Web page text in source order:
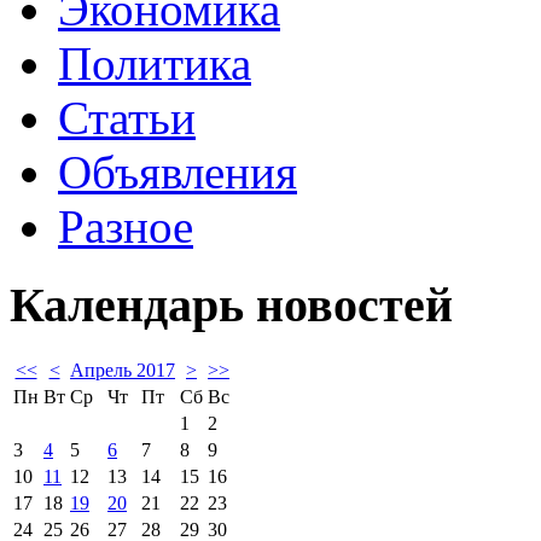
Политика
Статьи
Объявления
Разное
Календарь новостей
<< < Апрель 2017 > >>
Пн Вт Ср Чт Пт Сб Вс
1
2
3
4 5 6 7 8
9
10 11 12 13 14 15 16
17 18 19 20 21 22 23
24 25 26 27 28 29 30